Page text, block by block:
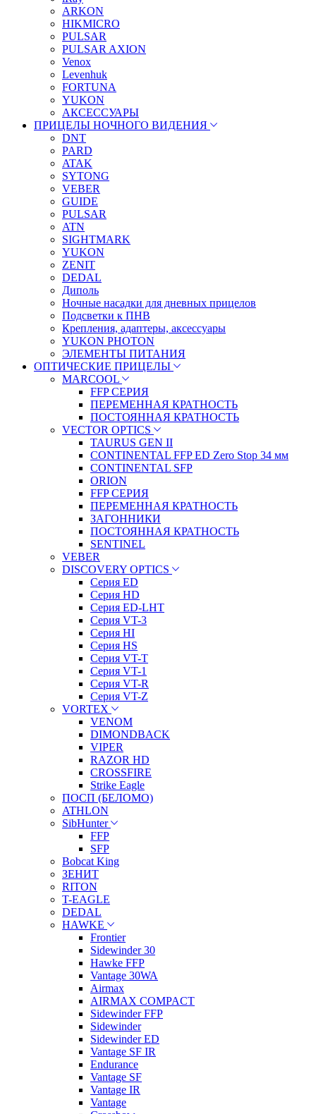
ARKON
HIKMICRO
PULSAR
PULSAR AXION
Venox
Levenhuk
FORTUNA
YUKON
АКСЕССУАРЫ
ПРИЦЕЛЫ НОЧНОГО ВИДЕНИЯ
DNT
PARD
ATAK
SYTONG
VEBER
GUIDE
PULSAR
ATN
SIGHTMARK
YUKON
ZENIT
DEDAL
Диполь
Ночные насадки для дневных прицелов
Подсветки к ПНВ
Крепления, адаптеры, аксессуары
YUKON PHOTON
ЭЛЕМЕНТЫ ПИТАНИЯ
ОПТИЧЕСКИЕ ПРИЦЕЛЫ
MARCOOL
FFP СЕРИЯ
ПЕРЕМЕННАЯ КРАТНОСТЬ
ПОСТОЯННАЯ КРАТНОСТЬ
VECTOR OPTICS
TAURUS GEN II
CONTINENTAL FFP ED Zero Stop 34 мм
CONTINENTAL SFP
ORION
FFP СЕРИЯ
ПЕРЕМЕННАЯ КРАТНОСТЬ
ЗАГОННИКИ
ПОСТОЯННАЯ КРАТНОСТЬ
SENTINEL
VEBER
DISCOVERY OPTICS
Серия ED
Серия HD
Серия ED-LHT
Серия VT-3
Серия HI
Серия HS
Серия VT-T
Серия VT-1
Серия VT-R
Серия VT-Z
VORTEX
VENOM
DIMONDBACK
VIPER
RAZOR HD
CROSSFIRE
Strike Eagle
ПОСП (БЕЛОМО)
ATHLON
SibHunter
FFP
SFP
Bobcat King
ЗЕНИТ
RITON
T-EAGLE
DEDAL
HAWKE
Frontier
Sidewinder 30
Hawke FFP
Vantage 30WA
Airmax
AIRMAX COMPACT
Sidewinder FFP
Sidewinder
Sidewinder ED
Vantage SF IR
Endurance
Vantage SF
Vantage IR
Vantage